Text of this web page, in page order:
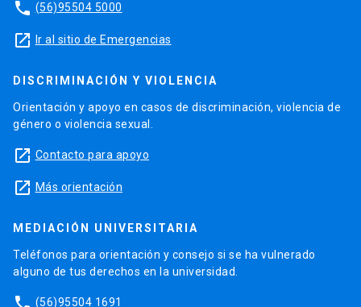
phone (56)95504 5000
launch Ir al sitio de Emergencias
DISCRIMINACIÓN Y VIOLENCIA
Orientación y apoyo en casos de discriminación, violencia de
género o violencia sexual.
launch Contacto para apoyo
launch Más orientación
MEDIACIÓN UNIVERSITARIA
Teléfonos para orientación y consejo si se ha vulnerado
alguno de tus derechos en la universidad.
(56)95504 1691